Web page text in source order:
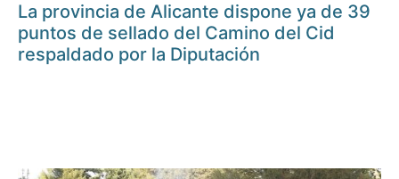
La provincia de Alicante dispone ya de 39
puntos de sellado del Camino del Cid
respaldado por la Diputación